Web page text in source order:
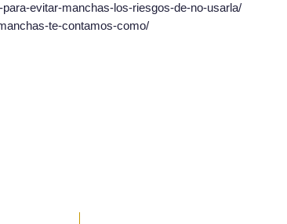
evitar-manchas-los-riesgos-de-no-usarla/
te-contamos-como/